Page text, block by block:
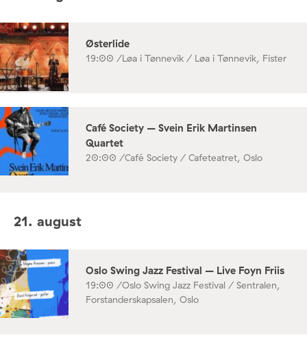
Østerlide
19:00 /Løa i Tønnevik / Løa i Tønnevik, Fister
Café Society – Svein Erik Martinsen
Quartet
20:00 /Café Society / Cafeteatret, Oslo
21. august
Oslo Swing Jazz Festival – Live Foyn Friis
19:00 /Oslo Swing Jazz Festival / Sentralen,
Forstanderskapsalen, Oslo